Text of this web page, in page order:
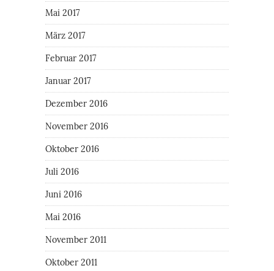
Mai 2017
März 2017
Februar 2017
Januar 2017
Dezember 2016
November 2016
Oktober 2016
Juli 2016
Juni 2016
Mai 2016
November 2011
Oktober 2011